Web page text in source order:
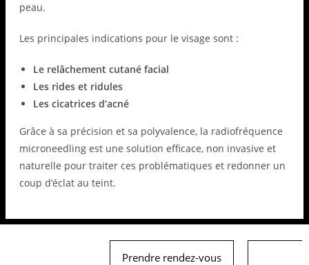
peau.
Les principales indications pour le visage sont :
Le relâchement cutané facial
Les rides et ridules
Les cicatrices d’acné
Grâce à sa précision et sa polyvalence, la radiofréquence
microneedling est une solution efficace, non invasive et
naturelle pour traiter ces problématiques et redonner un
coup d’éclat au teint.
Prendre rendez-vous